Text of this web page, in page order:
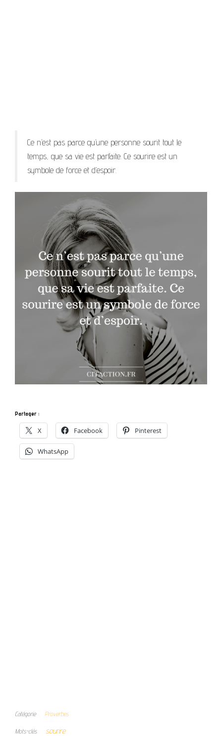
Ce n’est pas parce qu’une personne sourit tout le
temps, que sa vie est parfaite. Ce sourire est un
symbole de force et d’espoir.
Partager :
X Facebook Pinterest
WhatsApp
Catégorie Proverbes
Mots-clés sourire